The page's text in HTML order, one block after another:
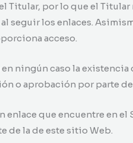
Titular, por lo que el
seguir los enlaces.
acceso.
ningún caso la
o aprobación por parte
enlace que encuentre en
de la de este sitio Web.